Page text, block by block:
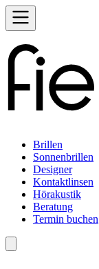
Brillen
Sonnenbrillen
Designer
Kontaktlinsen
Hörakustik
Beratung
Termin buchen